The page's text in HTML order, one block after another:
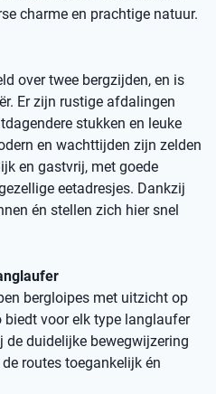
charme en prachtige natuur.
over twee bergzijden, en is
Er zijn rustige afdalingen
stukken en leuke
en wachttijden zijn zelden
en gastvrij, met goede
eetadresjes. Dankzij
én stellen zich hier snel
bergloipes met uitzicht op
biedt voor elk type langlaufer
de duidelijke bewegwijzering
routes toegankelijk én